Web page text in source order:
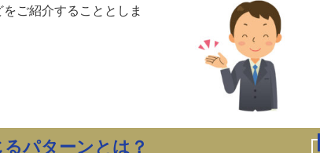
ご紹介することとしま
パターンとは？